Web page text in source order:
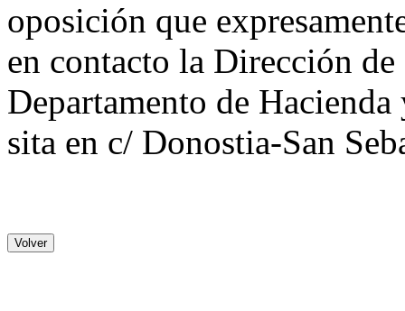
oposición que
en contacto la Dirección
Departamento de
sita en c/ Donostia-San